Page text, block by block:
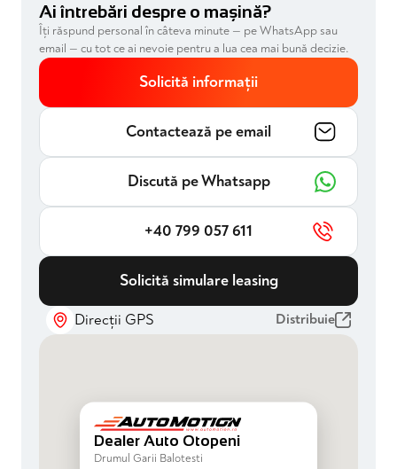
Ai întrebări despre o mașină?
Îți răspund personal în câteva minute — pe WhatsApp sau
email — cu tot ce ai nevoie pentru a lua cea mai bună decizie.
Solicită informații
Contactează pe email
Discută pe Whatsapp
+40 799 057 611
Solicită simulare leasing
Direcții GPS Distribuie
Dealer Auto Otopeni
Drumul Garii Balotesti